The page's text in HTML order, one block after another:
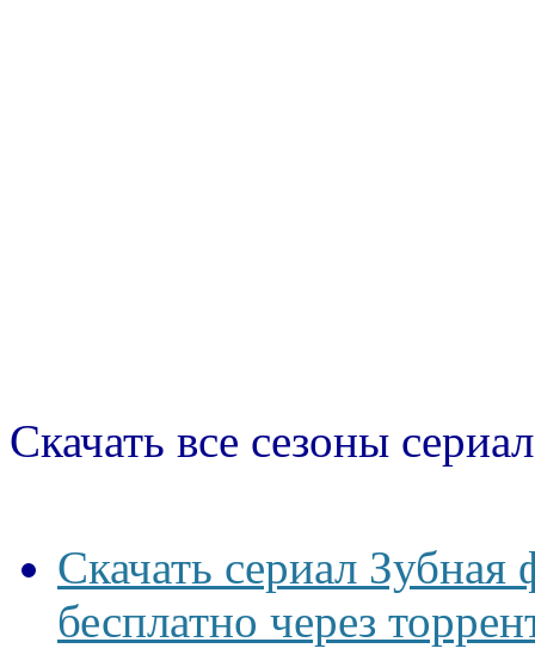
Скачать все сезоны
Скачать сериал
бесплатно через